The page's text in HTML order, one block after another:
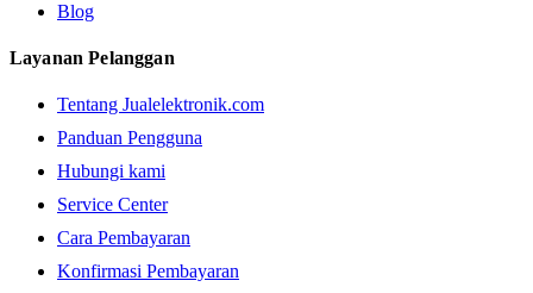
Blog
Layanan Pelanggan
Tentang Jualelektronik.com
Panduan Pengguna
Hubungi kami
Service Center
Cara Pembayaran
Konfirmasi Pembayaran